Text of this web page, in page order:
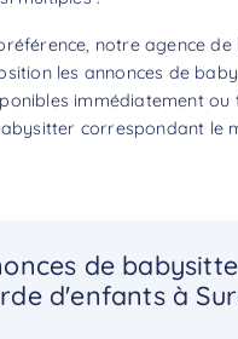
notre agence
les annonces de
immédiatement
correspondant le
de
d'enfants à